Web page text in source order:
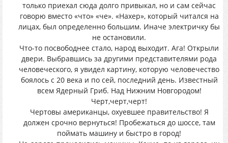
только приехал сюда долго привыкал, но и сам сейчас
говорю вместо «что» «че». «Нахер», который читался на
лицах, был определенно большим. Иначе электричку бы
не остановили.
Что-то посвободнее стало, народ выходит. Ага! Открыли
двери. Выбравшись за другими представителями рода
человеческого, я увидел картину, которую человечество
боялось с 20 века и по сей, последний день. Известный
всем Ядерный Гриб. Над Нижним Новгородом!
Черт,черт,черт!
Чертовы американцы, охуевшее правительство! Я
должен срочно вернуться! Пробежаться до шоссе, там
поймать машину и быстро в город!